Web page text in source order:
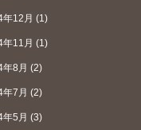
12月 (1)
11月 (1)
8月 (2)
7月 (2)
5月 (3)